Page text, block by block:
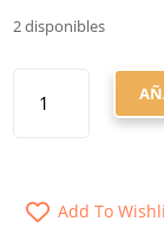
2 disponibles
PORTÁTILES
Add To